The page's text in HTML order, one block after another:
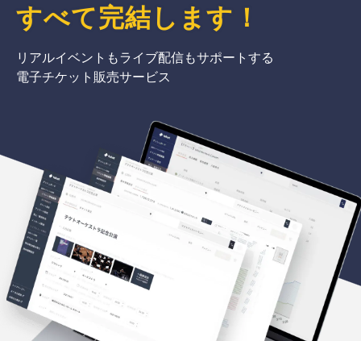
すべて完結 します ！
リアルイベントもライブ配信もサポートする
電子チケット販売サービス